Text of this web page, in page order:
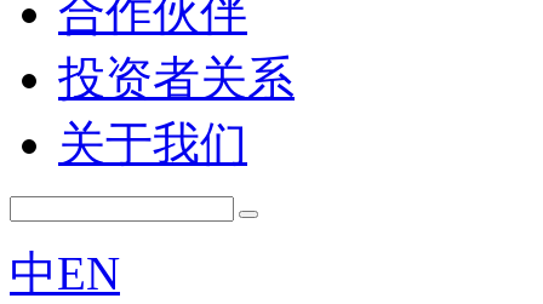
合作伙伴
投资者关系
关于我们
中EN